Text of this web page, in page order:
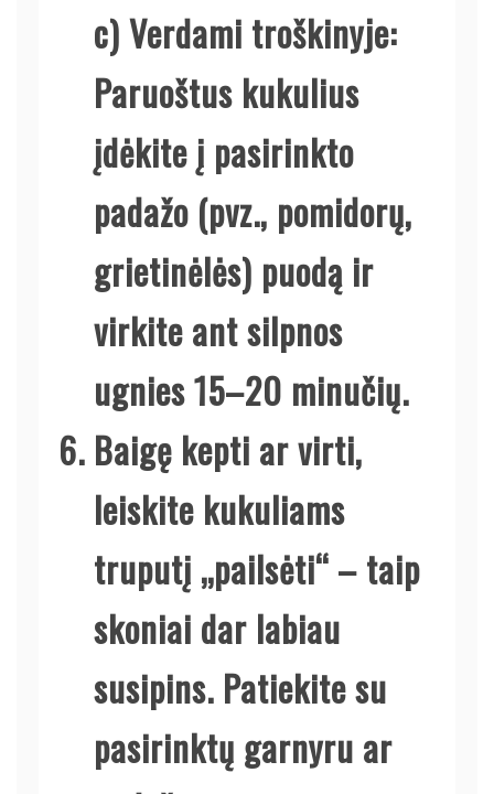
c)Verdami troškinyje:
Paruoštus kukulius
įdėkite į pasirinkto
padažo (pvz., pomidorų,
grietinėlės) puodą ir
virkite ant silpnos
ugnies 15–20 minučių.
Baigę kepti ar virti,
leiskite kukuliams
truputį „pailsėti“ – taip
skoniai dar labiau
susipins. Patiekite su
pasirinktų garnyru ar